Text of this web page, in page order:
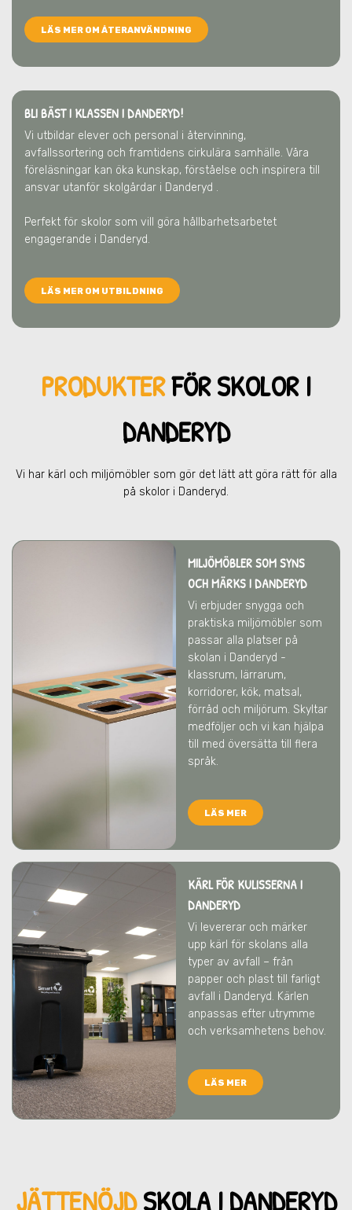
LÄS MER OM ÅTERANVÄNDNING
BLI BÄST I KLASSEN I DANDERYD!
Vi utbildar elever och personal i återvinning,
avfallssortering och framtidens cirkulära samhälle. Våra
föreläsningar kan öka kunskap, förståelse och inspirera till
ansvar utanför skolgårdar i Danderyd .
Perfekt för skolor som vill göra hållbarhetsarbetet
engagerande i Danderyd.
LÄS MER OM UTBILDNING
PRODUKTERFÖR SKOLOR I
DANDERYD
Vi har kärl och miljömöbler som gör det lätt att göra rätt för alla
på skolor i Danderyd.
MILJÖMÖBLER SOM SYNS
OCH MÄRKSI DANDERYD
Vi erbjuder snygga och
praktiska miljömöbler som
passar alla platser på
skolan i Danderyd -
klassrum, lärrarum,
korridorer, kök, matsal,
förråd och miljörum. Skyltar
medföljer och vi kan hjälpa
till med översätta till flera
språk.
LÄS MER
KÄRL FÖR KULISSERNA I
DANDERYD
Vi levererar och märker
upp kärl för skolans alla
typer av avfall – från
papper och plast till farligt
avfall i Danderyd. Kärlen
anpassas efter utrymme
och verksamhetens behov.
LÄS MER
JÄTTENÖJDSKOLA I DANDERYD